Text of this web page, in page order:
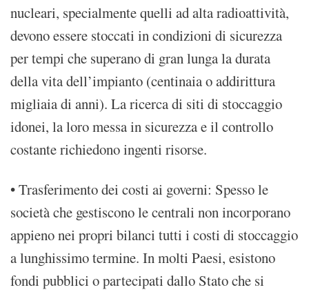
nucleari, specialmente quelli ad alta radioattività,
devono essere stoccati in condizioni di sicurezza
per tempi che superano di gran lunga la durata
della vita dell’impianto (centinaia o addirittura
migliaia di anni). La ricerca di siti di stoccaggio
idonei, la loro messa in sicurezza e il controllo
costante richiedono ingenti risorse.
• Trasferimento dei costi ai governi: Spesso le
società che gestiscono le centrali non incorporano
appieno nei propri bilanci tutti i costi di stoccaggio
a lunghissimo termine. In molti Paesi, esistono
fondi pubblici o partecipati dallo Stato che si